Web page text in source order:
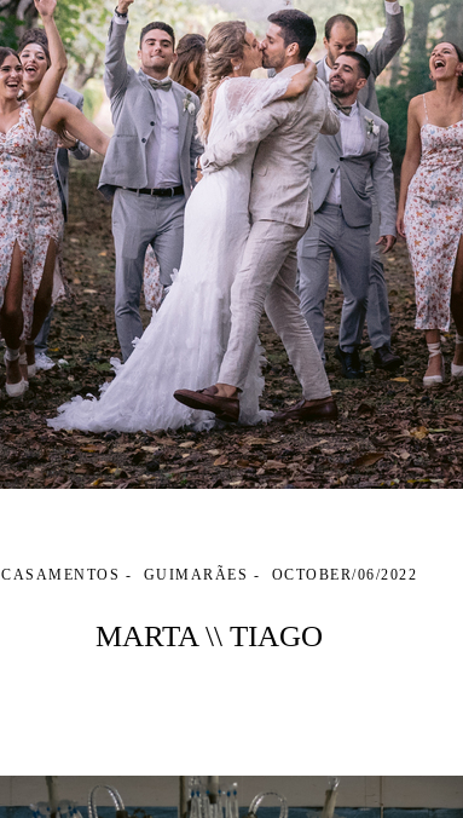
CASAMENTOS GUIMARÃES OCTOBER/06/2022
MARTA \\ TIAGO